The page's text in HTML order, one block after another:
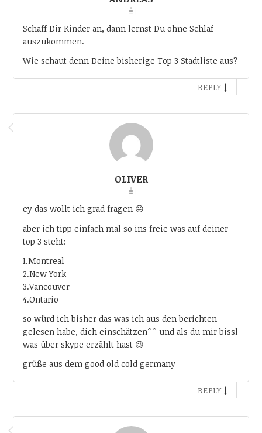
Schaff Dir Kinder an, dann lernst Du ohne Schlaf
auszukommen.
Wie schaut denn Deine bisherige Top 3 Stadtliste aus?
REPLY ↓
OLIVER
ey das wollt ich grad fragen 😛
aber ich tipp einfach mal so ins freie was auf deiner
top 3 steht:
1.Montreal
2.New York
3.Vancouver
4.Ontario
so würd ich bisher das was ich aus den berichten
gelesen habe, dich einschätzen^^ und als du mir bissl
was über skype erzählt hast 😉
grüße aus dem good old cold germany
REPLY ↓